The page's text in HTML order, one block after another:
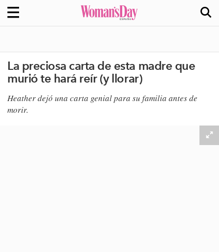
La preciosa carta de esta madre que
murió te hará reír (y llorar)
​Heather dejó una carta genial para su familia antes de
morir.